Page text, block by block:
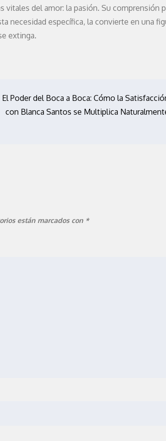
vitales del amor: la pasión. Su comprensión
necesidad específica, la convierte en una
extinga.
El Poder del Boca a Boca: Cómo la
con Blanca Santos se Multiplica
están marcados con *